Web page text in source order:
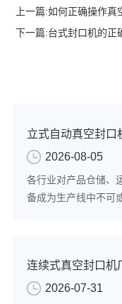
上一篇:如何正确操作真
下一篇:台式封口机的正
立式自动真空封口
2026-08-05
各行业对产品仓储、
备成为生产线中不可
连续式真空封口机
2026-07-31